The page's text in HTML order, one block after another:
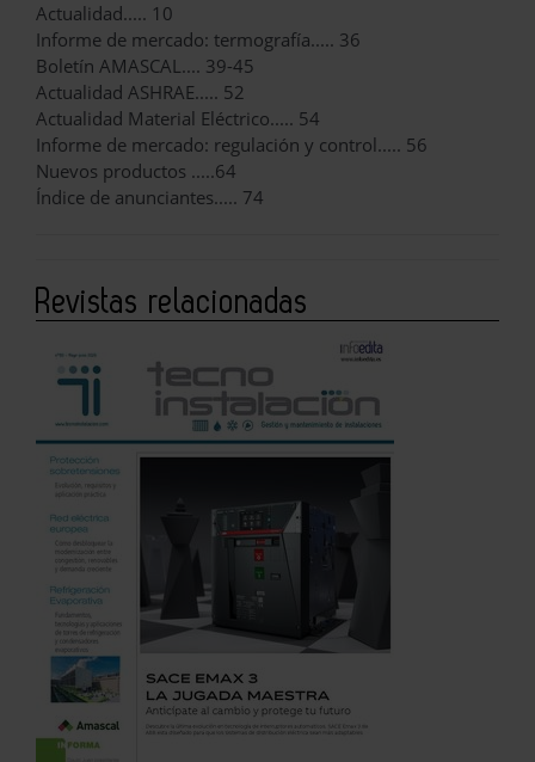
Actualidad..... 10
Informe de mercado: termografía..... 36
Boletín AMASCAL.... 39-45
Actualidad ASHRAE..... 52
Actualidad Material Eléctrico..... 54
Informe de mercado: regulación y control..... 56
Nuevos productos .....64
Índice de anunciantes..... 74
Revistas relacionadas